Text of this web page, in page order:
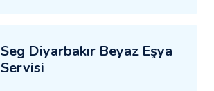
Seg Diyarbakır Beyaz Eşya
Servisi